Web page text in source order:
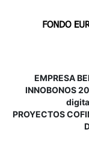
EMPRESA
INNOBONOS
PROYECTOS